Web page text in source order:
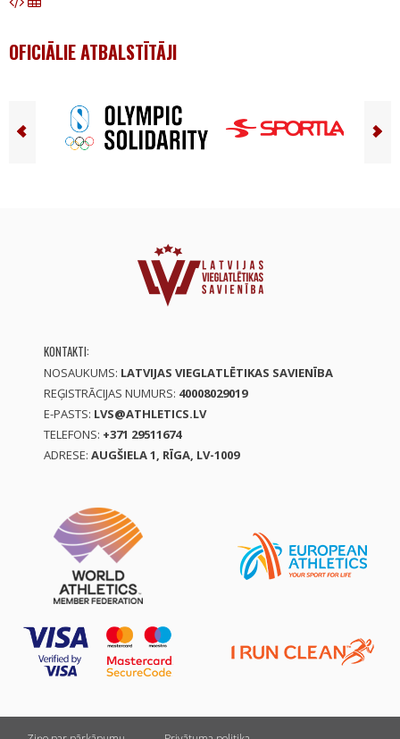
OFICIĀLIE ATBALSTĪTĀJI
KONTAKTI:
NOSAUKUMS: LATVIJAS VIEGLATLĒTIKAS SAVIENĪBA
REĢISTRĀCIJAS NUMURS: 40008029019
E-PASTS: LVS@ATHLETICS.LV
TELEFONS: +371 29511674
ADRESE: AUGŠIELA 1, RĪGA, LV-1009